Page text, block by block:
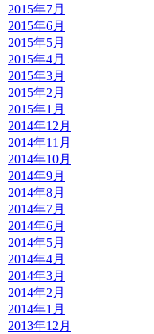
2015年7月
2015年6月
2015年5月
2015年4月
2015年3月
2015年2月
2015年1月
2014年12月
2014年11月
2014年10月
2014年9月
2014年8月
2014年7月
2014年6月
2014年5月
2014年4月
2014年3月
2014年2月
2014年1月
2013年12月